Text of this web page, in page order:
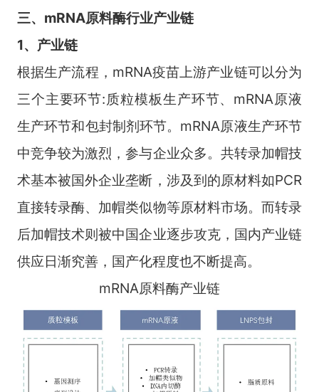
三、mRNA原料酶行业产业链
1、产业链
根据生产流程，mRNA疫苗上游产业链可以分为
三个主要环节:质粒模板生产环节、mRNA原液
生产环节和包封制剂环节。mRNA原液生产环节
中竞争较为激烈，参与企业众多。共转录加帽技
术基本被国外企业垄断，涉及到的原材料如PCR
直接转录酶、加帽类似物等原材料市场。而转录
后加帽技术则被中国企业逐步攻克，国内产业链
供应日渐究善，国产化程度也不断提高。
mRNA原料酶产业链